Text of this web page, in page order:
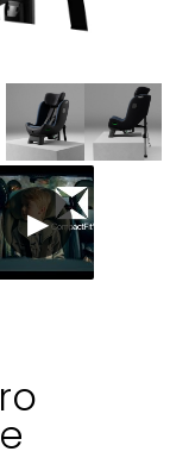
Guider
Vår butik